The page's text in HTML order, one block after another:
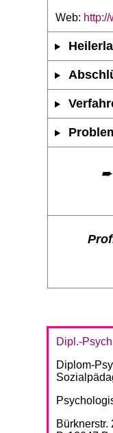
Web:
➨
Dipl.-
Diplom-
Bürknerstr.